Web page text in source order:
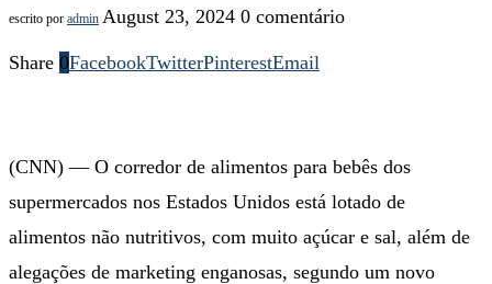
escrito por admin August 23, 2024 0 comentário
Share 0FacebookTwitterPinterestEmail
(CNN) — O corredor de alimentos para bebês dos
supermercados nos Estados Unidos está lotado de
alimentos não nutritivos, com muito açúcar e sal, além de
alegações de marketing enganosas, segundo um novo